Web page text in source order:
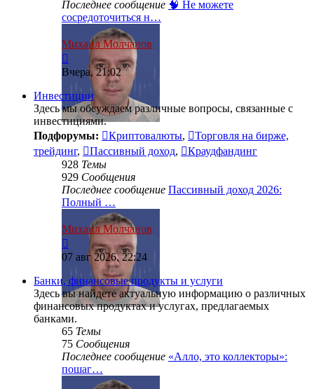
Последнее сообщение 🧠 Не можете
сосредоточиться н…
Михаил Молчанов
Перейти
к
последнему
сообщению
Вчера, 21:02
Инвестиции
Здесь мы обсуждаем различные вопросы, связанные с
инвестициями.
Подфорумы:
Криптовалюты,
Торговля на бирже,
трейдинг, Пассивный доход,
Краудфандинг
928 Темы
929 Сообщения
Последнее сообщение Пассивный доход 2026:
Полный …
Михаил Молчанов
Перейти
к
последнему
сообщению
07 авг 2026, 22:24
Банки, финансовые продукты и услуги
Здесь вы найдете актуальную информацию о различных
финансовых продуктах и услугах, предлагаемых
банками.
65 Темы
75 Сообщения
Последнее сообщение «Алло, это коллекторы»:
пошаг…